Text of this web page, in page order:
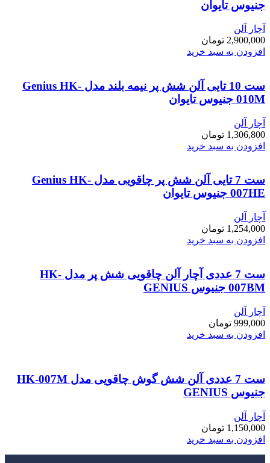
جنیوس تایوان
آچار آلن
2,900,000 تومان
افزودن به سبد خرید
ست 10 تایی آلن شش پر نیمه بلند مدل Genius HK-
010M جنیوس تایوان
آچار آلن
1,306,800 تومان
افزودن به سبد خرید
ست 7 تایی آلن شش پر چاقویی مدل Genius HK-
007HE جنیوس تایوان
آچار آلن
1,254,000 تومان
افزودن به سبد خرید
ست 7 عددی آچار آلن چاقویی شش پر مدل HK-
007BM جنیوس GENIUS
آچار آلن
999,000 تومان
افزودن به سبد خرید
ست 7 عددی آلن شش گوش چاقویی مدل HK-007M
جنیوس GENIUS
آچار آلن
1,150,000 تومان
افزودن به سبد خرید